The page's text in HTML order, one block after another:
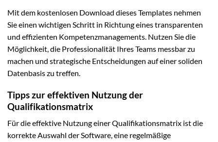
Mit dem kostenlosen Download dieses Templates nehmen
Sie einen wichtigen Schritt in Richtung eines transparenten
und effizienten Kompetenzmanagements. Nutzen Sie die
Möglichkeit, die Professionalität Ihres Teams messbar zu
machen und strategische Entscheidungen auf einer soliden
Datenbasis zu treffen.
Tipps zur effektiven Nutzung der
Qualifikationsmatrix
Für die effektive Nutzung einer Qualifikationsmatrix ist die
korrekte Auswahl der Software, eine regelmäßige